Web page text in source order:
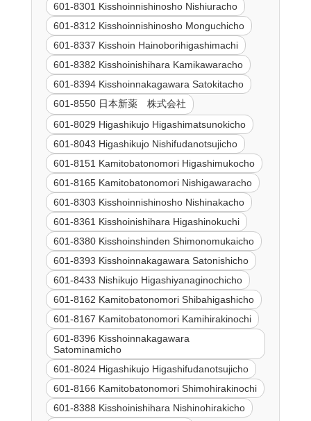
601-8301 Kisshoinnishinosho Nishiuracho
601-8312 Kisshoinnishinosho Monguchicho
601-8337 Kisshoin Hainoborihigashimachi
601-8382 Kisshoinishihara Kamikawaracho
601-8394 Kisshoinnakagawara Satokitacho
601-8550 日本新薬 株式会社
601-8029 Higashikujo Higashimatsunokicho
601-8043 Higashikujo Nishifudanotsujicho
601-8151 Kamitobatonomori Higashimukocho
601-8165 Kamitobatonomori Nishigawaracho
601-8303 Kisshoinnishinosho Nishinakacho
601-8361 Kisshoinishihara Higashinokuchi
601-8380 Kisshoinshinden Shimonomukaicho
601-8393 Kisshoinnakagawara Satonishicho
601-8433 Nishikujo Higashiyanaginochicho
601-8162 Kamitobatonomori Shibahigashicho
601-8167 Kamitobatonomori Kamihirakinochi
601-8396 Kisshoinnakagawara
Satominamicho
601-8024 Higashikujo Higashifudanotsujicho
601-8166 Kamitobatonomori Shimohirakinochi
601-8388 Kisshoinishihara Nishinohirakicho